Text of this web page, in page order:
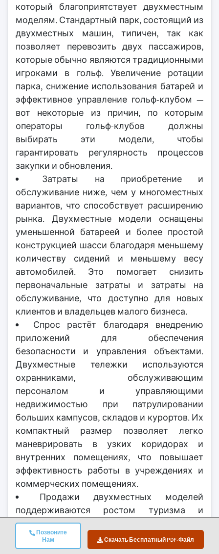
Позвоните
Нам
Скачать Бесплатный PDF-Файл
который благоприятствует двухместным
моделям. Стандартный парк, состоящий из
двухместных машин, типичен, так как
позволяет перевозить двух пассажиров,
которые обычно являются традиционными
игроками в гольф. Увеличение ротации
парка, снижение использования батарей и
эффективное управление гольф-клубом —
вот некоторые из причин, по которым
операторы гольф-клубов должны
выбирать эти модели, чтобы
гарантировать регулярность процессов
закупки и обновления.
Затраты на приобретение и
обслуживание ниже, чем у многоместных
вариантов, что способствует расширению
рынка. Двухместные модели оснащены
уменьшенной батареей и более простой
конструкцией шасси благодаря меньшему
количеству сидений и меньшему весу
автомобилей. Это помогает снизить
первоначальные затраты и затраты на
обслуживание, что доступно для новых
клиентов и владельцев малого бизнеса.
Спрос растёт благодаря внедрению
приложений для обеспечения
безопасности и управления объектами.
Двухместные тележки используются
охранниками, обслуживающим
персоналом и управляющими
недвижимостью при патрулировании
больших кампусов, складов и курортов. Их
компактный размер позволяет легко
маневрировать в узких коридорах и
внутренних помещениях, что повышает
эффективность работы в учреждениях и
коммерческих помещениях.
Продажи двухместных моделей
поддерживаются ростом туризма и
аренды для отдыха. Пляжные курорты,
тематические парки и другие курорты
обычно предоставляют небольшие